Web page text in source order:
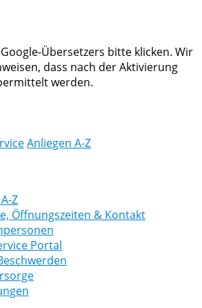
Übersetzers bitte klicken. Wir
dass nach der Aktivierung
werden.
Anliegen A-Z
Z
Öffnungszeiten & Kontakt
Portal